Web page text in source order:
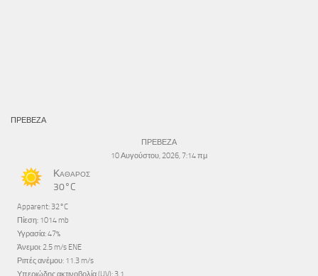
ΠΡΕΒΕΖΑ
ΠΡΕΒΕΖΑ
10 Αυγούστου, 2026, 7:14 πμ
Καθαρός
30°C
Apparent: 32°C
Πίεση: 1014 mb
Υγρασία: 47%
Άνεμοι: 2.5 m/s ENE
Ριπές ανέμου: 11.3 m/s
Υπεριώδης ακτινοβολία (UV): 3.1